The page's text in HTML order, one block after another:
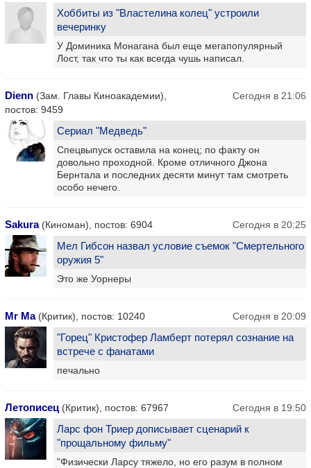
Хоббиты из "Властелина колец" устроили
вечеринку
У Доминика Монагана был еще мегапопулярный
Лост, так что ты как всегда чушь написал.
Dienn (Зам. Главы Киноакадемии),
постов: 9459
Сегодня в 21:06
Сериал "Медведь"
Спецвыпуск оставила на конец; по факту он
довольно проходной. Кроме отличного Джона
Бернтала и последних десяти минут там смотреть
особо нечего.
Sakura(Киноман), постов: 6904 Сегодня в 20:25
Мел Гибсон назвал условие съемок "Смертельного
оружия 5"
Это же Уорнеры
Mr Ma(Критик), постов: 10240 Сегодня в 20:09
"Горец" Кристофер Ламберт потерял сознание на
встрече с фанатами
печально
Летописец (Критик), постов: 67967 Сегодня в 19:50
Ларс фон Триер дописывает сценарий к
"прощальному фильму"
"Физически Ларсу тяжело, но его разум в полном